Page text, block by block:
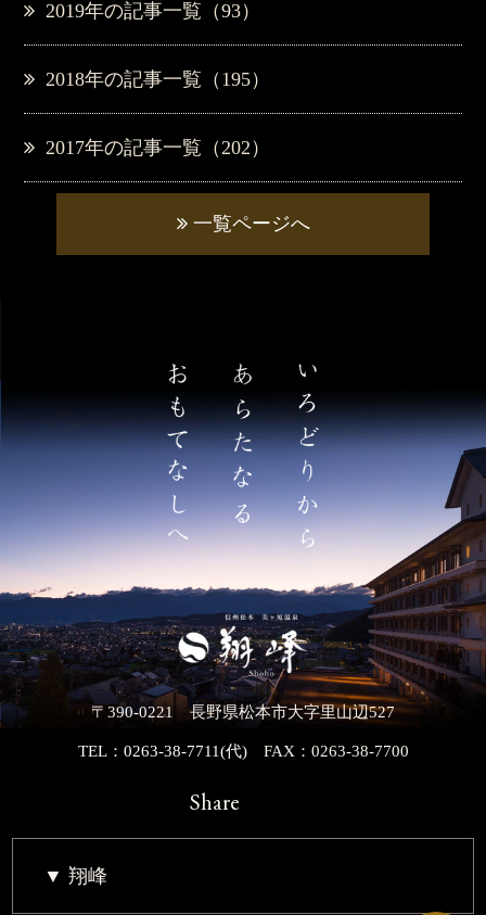
2019年の記事一覧（93）
2018年の記事一覧（195）
2017年の記事一覧（202）
一覧ページへ
〒390-0221 長野県松本市大字里山辺527
TEL：0263-38-7711(代)FAX：0263-38-7700
Share
翔峰